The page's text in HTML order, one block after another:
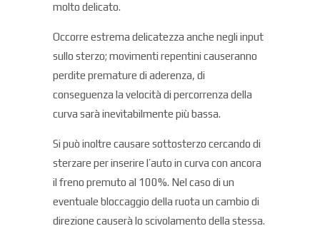
molto delicato.
Occorre estrema delicatezza anche negli input
sullo sterzo; movimenti repentini causeranno
perdite premature di aderenza, di
conseguenza la velocità di percorrenza della
curva sarà inevitabilmente più bassa.
Si può inoltre causare sottosterzo cercando di
sterzare per inserire l’auto in curva con ancora
il freno premuto al 100%. Nel caso di un
eventuale bloccaggio della ruota un cambio di
direzione causerà lo scivolamento della stessa.